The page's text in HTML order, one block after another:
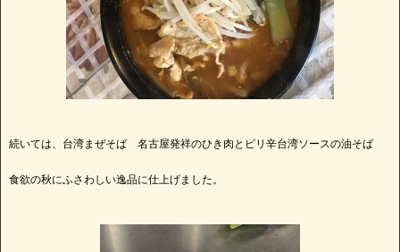
続いては、台湾まぜそば 名古屋発祥のひき肉とピリ辛台湾ソースの油そば
食欲の秋にふさわしい逸品に仕上げました。